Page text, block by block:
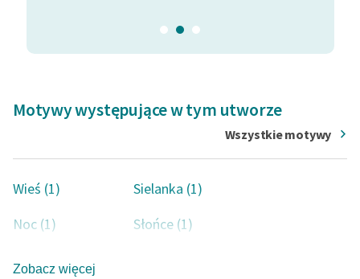
Motywy występujące w tym utworze
Wszystkie motywy
Wieś (1)
Sielanka (1)
Noc (1)
Słońce (1)
Rośliny (1)
Zobacz więcej